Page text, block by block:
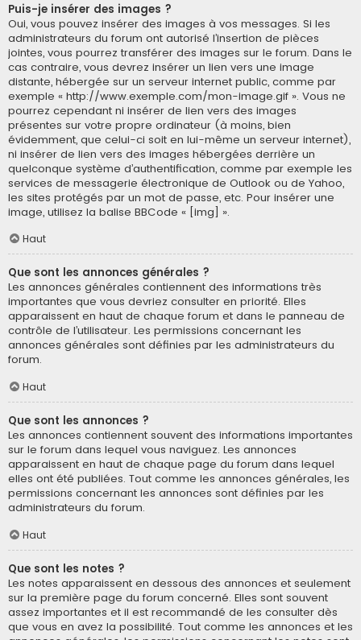
Puis-je insérer des images ?
Oui, vous pouvez insérer des images à vos messages. Si les
administrateurs du forum ont autorisé l’insertion de pièces
jointes, vous pourrez transférer des images sur le forum. Dans le
cas contraire, vous devrez insérer un lien vers une image
distante, hébergée sur un serveur internet public, comme par
exemple « http://www.exemple.com/mon-image.gif ». Vous ne
pourrez cependant ni insérer de lien vers des images
présentes sur votre propre ordinateur (à moins, bien
évidemment, que celui-ci soit en lui-même un serveur internet),
ni insérer de lien vers des images hébergées derrière un
quelconque système d’authentification, comme par exemple les
services de messagerie électronique de Outlook ou de Yahoo,
les sites protégés par un mot de passe, etc. Pour insérer une
image, utilisez la balise BBCode « [img] ».
Haut
Que sont les annonces générales ?
Les annonces générales contiennent des informations très
importantes que vous devriez consulter en priorité. Elles
apparaissent en haut de chaque forum et dans le panneau de
contrôle de l’utilisateur. Les permissions concernant les
annonces générales sont définies par les administrateurs du
forum.
Haut
Que sont les annonces ?
Les annonces contiennent souvent des informations importantes
sur le forum dans lequel vous naviguez. Les annonces
apparaissent en haut de chaque page du forum dans lequel
elles ont été publiées. Tout comme les annonces générales, les
permissions concernant les annonces sont définies par les
administrateurs du forum.
Haut
Que sont les notes ?
Les notes apparaissent en dessous des annonces et seulement
sur la première page du forum concerné. Elles sont souvent
assez importantes et il est recommandé de les consulter dès
que vous en avez la possibilité. Tout comme les annonces et les